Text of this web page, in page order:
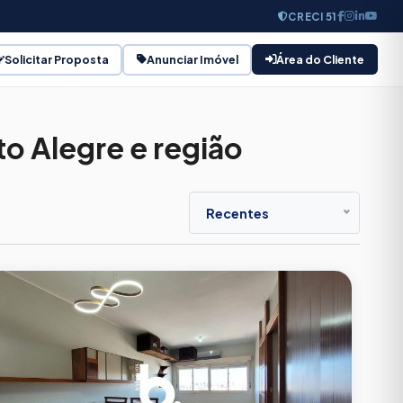
CRECI 51
Solicitar Proposta Anunciar Imóvel Área do Cliente
Alegre e região
Recentes